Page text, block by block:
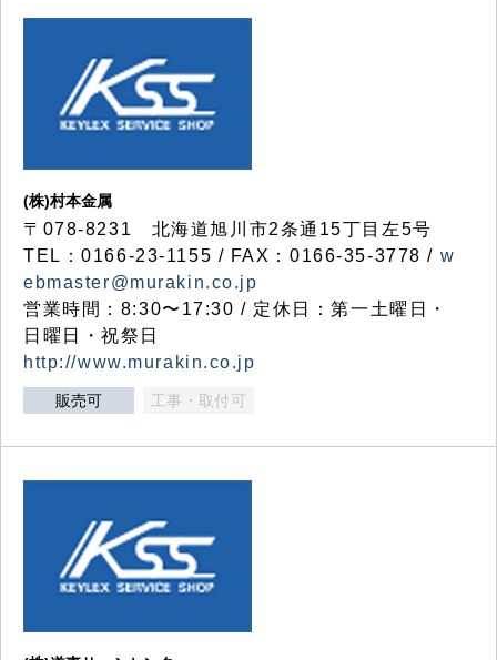
(株)村本金属
〒078-8231 北海道旭川市2条通15丁目左5号
TEL：0166-23-1155 / FAX：0166-35-3778 / w
ebmaster@murakin.co.jp
営業時間：8:30〜17:30 / 定休日：第一土曜日・
日曜日・祝祭日
http://www.murakin.co.jp
販売可 工事・取付可